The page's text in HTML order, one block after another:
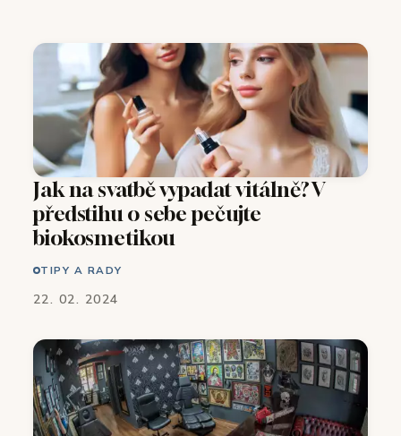
Jak na svatbě vypadat vitálně? V
předstihu o sebe pečujte
biokosmetikou
TIPY A RADY
22. 02. 2024